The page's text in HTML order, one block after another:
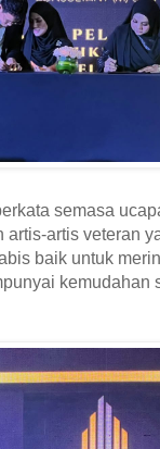
semasa
artis-artis veteran
baik untuk
kemudahan